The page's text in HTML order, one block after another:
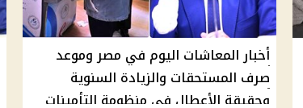
أخبار المعاشات اليوم في مصر وموعد
صرف المستحقات والزيادة السنوية
وحقيقة الأعطال في منظومة التأمينات